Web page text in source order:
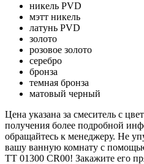
никель PVD
мэтт никель
латунь PVD
золото
розовое золото
серебро
бронза
темная бронза
матовый черный
Цена указана за смеситель с
получения более подробной
обращайтесь к менеджеру. Не
вашу ванную комнату с
TT 01300 CR00! Закажите его